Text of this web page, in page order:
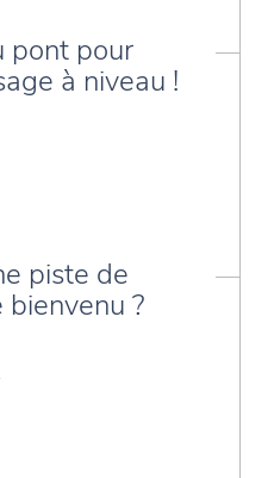
pont pour
à niveau !
piste de
bienvenu ?